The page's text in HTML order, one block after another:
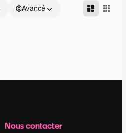
Avancé
Nous contacter